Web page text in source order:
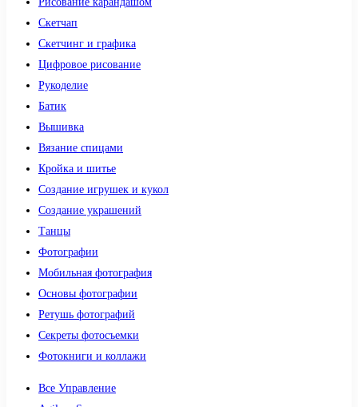
Скетчап
Скетчинг и графика
Цифровое рисование
Рукоделие
Батик
Вышивка
Вязание спицами
Кройка и шитье
Создание игрушек и кукол
Создание украшений
Танцы
Фотографии
Мобильная фотография
Основы фотографии
Ретушь фотографий
Секреты фотосъемки
Фотокниги и коллажи
Все Управление